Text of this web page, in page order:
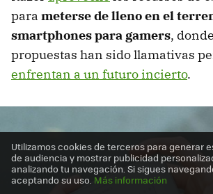
para meterse de lleno en el
smartphones para gamers,
propuestas han sido llamativas
enfrentan a un futuro incierto.
Utilizamos cookies de terceros para generar
de audiencia y mostrar publicidad
analizando tu navegación. Si sigues
aceptando su uso. Más información